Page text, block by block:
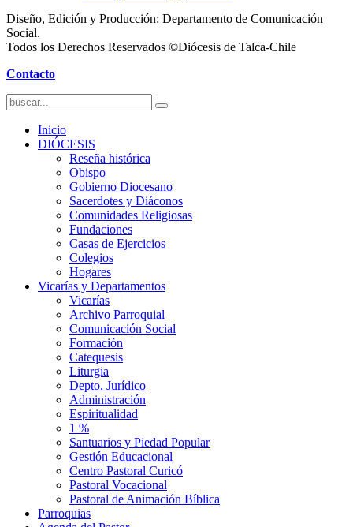
Diseño, Edición y Producción: Departamento de Comunicación
Social.
Todos los Derechos Reservados ©Diócesis de Talca-Chile
Contacto
Inicio
DIÓCESIS
Reseña histórica
Obispo
Gobierno Diocesano
Sacerdotes y Diáconos
Comunidades Religiosas
Fundaciones
Casas de Ejercicios
Colegios
Hogares
Vicarías y Departamentos
Vicarías
Archivo Parroquial
Comunicación Social
Formación
Catequesis
Liturgia
Depto. Jurídico
Administración
Espiritualidad
1 %
Santuarios y Piedad Popular
Gestión Educacional
Centro Pastoral Curicó
Pastoral Vocacional
Pastoral de Animación Bíblica
Parroquias